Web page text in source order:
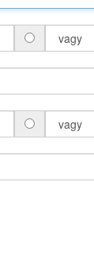
vagy
vagy